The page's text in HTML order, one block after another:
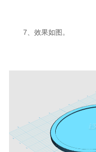
7、效果如图。